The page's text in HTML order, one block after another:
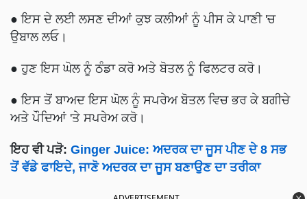
● ਇਸ ਦੇ ਲਈ ਲਸਣ ਦੀਆਂ ਕੁਝ ਕਲੀਆਂ ਨੂੰ ਪੀਸ ਕੇ ਪਾਣੀ 'ਚ
ਉਬਾਲ ਲਓ।
● ਹੁਣ ਇਸ ਘੋਲ ਨੂੰ ਠੰਡਾ ਕਰੋ ਅਤੇ ਬੋਤਲ ਨੂੰ ਫਿਲਟਰ ਕਰੋ।
● ਇਸ ਤੋਂ ਬਾਅਦ ਇਸ ਘੋਲ ਨੂੰ ਸਪਰੇਅ ਬੋਤਲ ਵਿਚ ਭਰ ਕੇ ਬਗੀਚੇ
ਅਤੇ ਪੌਦਿਆਂ 'ਤੇ ਸਪਰੇਅ ਕਰੋ।
ਇਹ ਵੀ ਪੜੋ: Ginger Juice: ਅਦਰਕ ਦਾ ਜੂਸ ਪੀਣ ਦੇ 8 ਸਭ
ਤੋਂ ਵੱਡੇ ਫਾਇਦੇ, ਜਾਣੋ ਅਦਰਕ ਦਾ ਜੂਸ ਬਣਾਉਣ ਦਾ ਤਰੀਕਾ